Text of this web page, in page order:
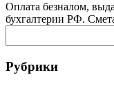
Оплата безналом,
бухгалтерии РФ.
Рубрики